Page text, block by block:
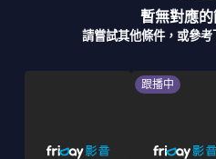
暫無對應
請嘗試其他條件，或參考
跟播中